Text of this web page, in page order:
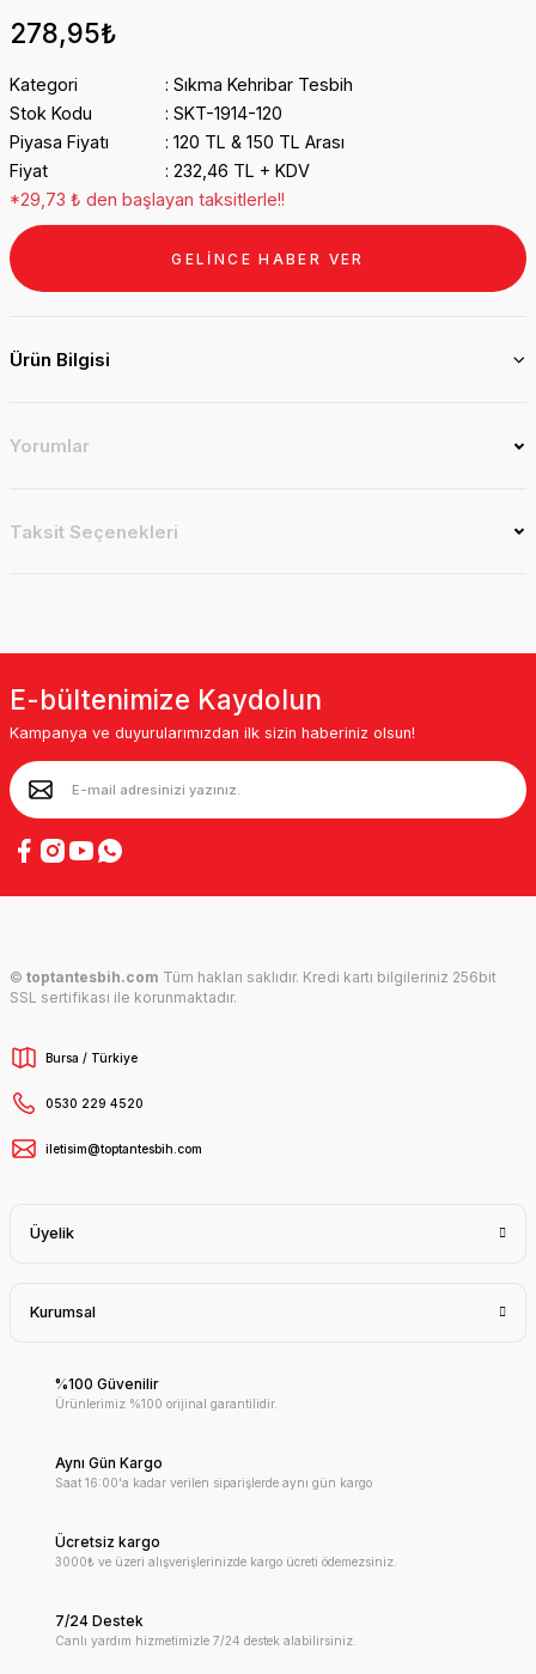
278,95₺
Kategori
Sıkma Kehribar Tesbih
Stok Kodu
SKT-1914-120
Piyasa Fiyatı
120 TL & 150 TL Arası
Fiyat
232,46 TL + KDV
*29,73 ₺ den başlayan taksitlerle!!
GELİNCE HABER VER
Ürün Bilgisi
Yorumlar
Taksit Seçenekleri
E-bültenimize Kaydolun
Kampanya ve duyurularımızdan ilk sizin haberiniz olsun!
© toptantesbih.com Tüm hakları saklıdır. Kredi kartı bilgileriniz 256bit
SSL sertifikası ile korunmaktadır.
Bursa / Türkiye
0530 229 4520
iletisim@toptantesbih.com
Üyelik
Kurumsal
%100 Güvenilir
Ürünlerimiz %100 orijinal garantilidir.
Aynı Gün Kargo
Saat 16:00'a kadar verilen siparişlerde aynı gün kargo
Ücretsiz kargo
3000₺ ve üzeri alışverişlerinizde kargo ücreti ödemezsiniz.
7/24 Destek
Canlı yardım hizmetimizle 7/24 destek alabilirsiniz.